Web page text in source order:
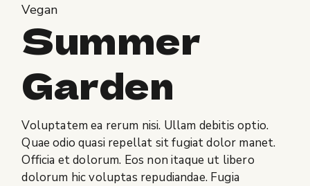
Vegan
Summer
Garden
Voluptatem ea rerum nisi. Ullam debitis optio.
Quae odio quasi repellat sit fugiat dolor manet.
Officia et dolorum. Eos non itaque ut libero
dolorum hic voluptas repudiandae. Fugia